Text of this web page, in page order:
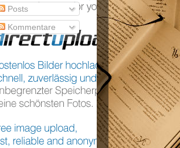
Posts
Kommentare